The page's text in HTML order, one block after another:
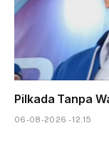
Pilkada Tanpa
06-08-2026 - 12.15